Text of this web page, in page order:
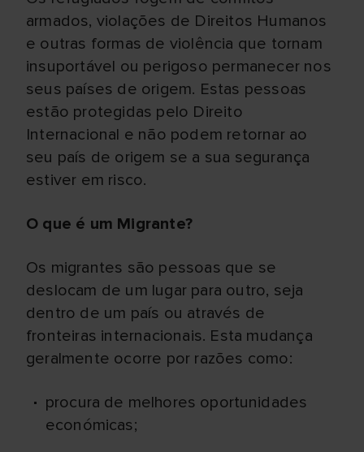
armados, violações de Direitos Humanos
e outras formas de violência que tornam
insuportável ou perigoso permanecer nos
seus países de origem. Estas pessoas
estão protegidas pelo Direito
Internacional e não podem retornar ao
seu país de origem se a sua segurança
estiver em risco.
O que é um Migrante?
Os migrantes são pessoas que se
deslocam de um lugar para outro, seja
dentro de um país ou através de
fronteiras internacionais. Esta mudança
geralmente ocorre por razões como:
procura de melhores oportunidades
económicas;